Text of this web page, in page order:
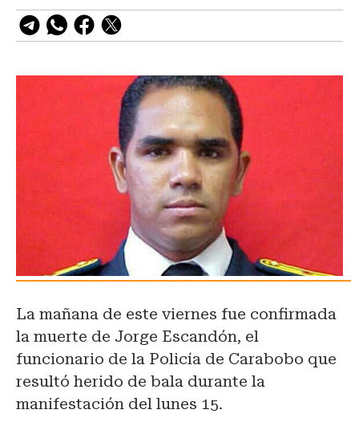
La mañana de este viernes fue confirmada
la muerte de Jorge Escandón, el
funcionario de la Policía de Carabobo que
resultó herido de bala durante la
manifestación del lunes 15.